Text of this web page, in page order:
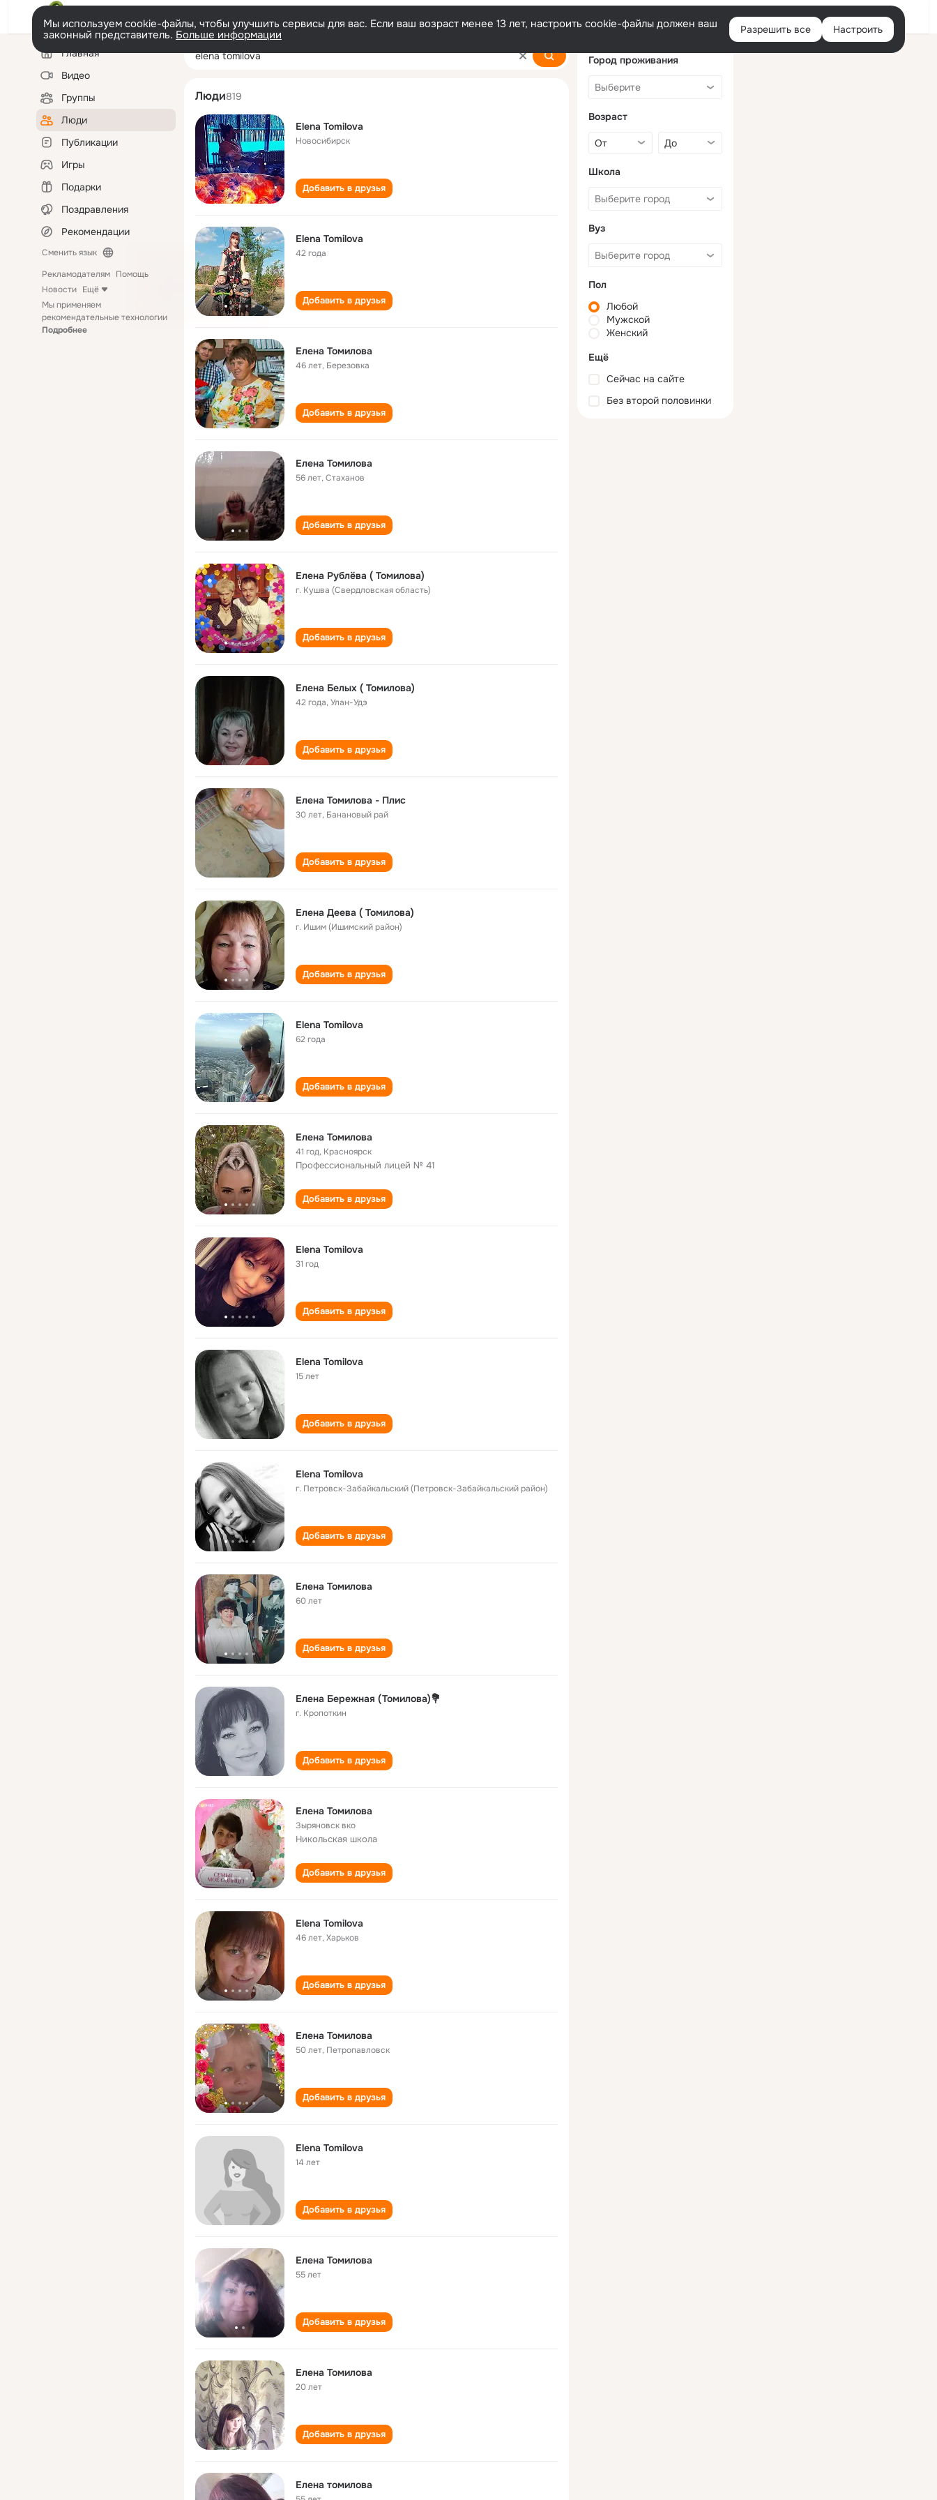
Войти
Мы используем cookie-файлы, чтобы улучшить сервисы для вас. Если ваш возраст менее 13 лет, настроить cookie-файлы должен ваш
законный представитель. Больше информации Разрешить все Настроить
Левая
колонкаГлавная
Видео
Группы
Люди
Публикации
Игры
Подарки
Поздравления
Рекомендации
Сменить язык
Рекламодателям Помощь
Новости Ещё
Мы применяем
рекомендательные технологии
Подробнее
elena tomilova
Люди819
Elena Tomilova
Новосибирск
Добавить в друзья
Elena Tomilova
42 года
Добавить в друзья
Елена Томилова
46 лет, Березовка
Добавить в друзья
Елена Томилова
56 лет,Стаханов
Добавить в друзья
Елена Рублёва ( Томилова)
г. Кушва (Свердловская область)
Добавить в друзья
Елена Белых ( Томилова)
42 года,Улан-Удэ
Добавить в друзья
Елена Томилова - Плис
30 лет, Банановый рай
Добавить в друзья
Елена Деева ( Томилова)
г. Ишим (Ишимский район)
Добавить в друзья
Elena Tomilova
62 года
Добавить в друзья
Елена Томилова
41 год, Красноярск
Профессиональный лицей № 41
Добавить в друзья
Elena Tomilova
31 год
Добавить в друзья
Elena Tomilova
15 лет
Добавить в друзья
Elena Tomilova
г. Петровск-Забайкальский (Петровск-Забайкальский район)
Добавить в друзья
Елена Томилова
60 лет
Добавить в друзья
Елена Бережная (Томилова)💐
г. Кропоткин
Добавить в друзья
Елена Томилова
Зыряновск вко
Никольская школа
Добавить в друзья
Elena Tomilova
46 лет,Харьков
Добавить в друзья
Елена Томилова
50 лет, Петропавловск
Добавить в друзья
Elena Tomilova
14 лет
Добавить в друзья
Елена Томилова
55 лет
Добавить в друзья
Елена Томилова
20 лет
Добавить в друзья
Елена томилова
Город проживания
Возраст
Школа
Вуз
Пол
Любой
Мужской
Женский
Ещё
Сейчас на сайте
Без второй половинки